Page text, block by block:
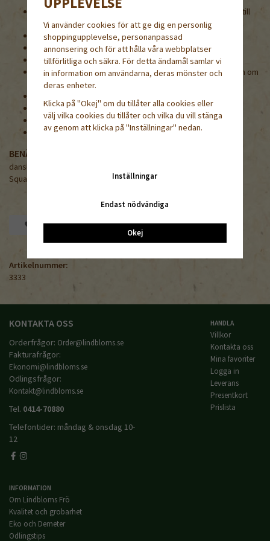
Såtid, förkultivering: slutet av april. Såtid, direktsådd: maj till
början av juni
Sådjup: 1-2 cm
Groningstid: ca 6-10 dagar
Lägst/optimal groningstemperatur: 15/30°C
Så hellre lite för sent än för tidigt. Fröet ruttnar lätt i jorden om
den är för kall.
Radavstånd: ca 120 cm
1000 frön = 110-180 g
Grobarhet lägst 80%
BENÄMNING PÅ NÅGRA ANDRA SPRÅK
danska / norska /finska / engelska / tyska
Squash / Squash / Kesäkurpitsa / Squash / Zucchini
Spara som favorit
Artikelnummer:
3333
KONTAKTA OSS
Orderfrågor: Order@lindbloms.se
Fakturafrågor:
Ekonomi@lindbloms.se
Odlingsfrågor:
Kontakt@lindbloms.se
Tel. 0414-70880
Telefontider: måndag & onsdag 10-
12
HANDLA
Villkor
Kontakta oss
Mina favoriter
Logga in
Leverans
Presentkort
Prislista
INFORMATION
Om Lindbloms Frö
Kvalitet och grobarhet
Eko och Demeter
Odlingstips
Vi använder cookies för att ge dig en personlig
shoppingupplevelse, personanpassad
annonsering och för att hålla våra webbplatser
tillförlitliga och säkra. För detta ändamål samlar vi
in information om användarna, deras mönster och
deras enheter.
Klicka på "Okej" om du tillåter alla cookies eller
välj vilka cookies du tillåter och vilka du vill stänga
av genom att klicka på "Inställningar" nedan.
Inställningar
Endast nödvändiga
Okej